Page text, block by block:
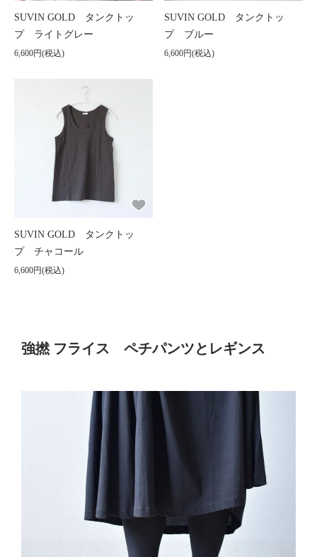
SUVIN GOLD タンクトッ
プ ライトグレー
6,600円(税込)
SUVIN GOLD タンクトッ
プ ブルー
6,600円(税込)
SUVIN GOLD タンクトッ
プ チャコール
6,600円(税込)
強撚 フライス ペチパンツとレギンス